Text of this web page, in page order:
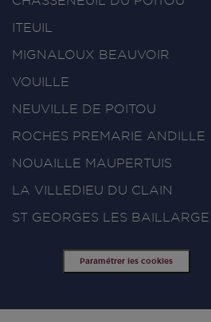
ITEUIL
MIGNALOUX BEAUVOIR
VOUILLE
NEUVILLE DE POITOU
ROCHES PREMARIE ANDILLE
NOUAILLE MAUPERTUIS
LA VILLEDIEU DU CLAIN
ST GEORGES LES BAILLARGE
Paramétrer les cookies